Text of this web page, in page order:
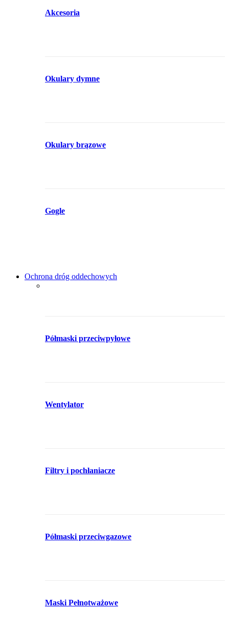
Akcesoria
Okulary dymne
Okulary brązowe
Gogle
Ochrona dróg oddechowych
Półmaski przeciwpyłowe
Wentylator
Filtry i pochłaniacze
Półmaski przeciwgazowe
Maski Pełnotważowe